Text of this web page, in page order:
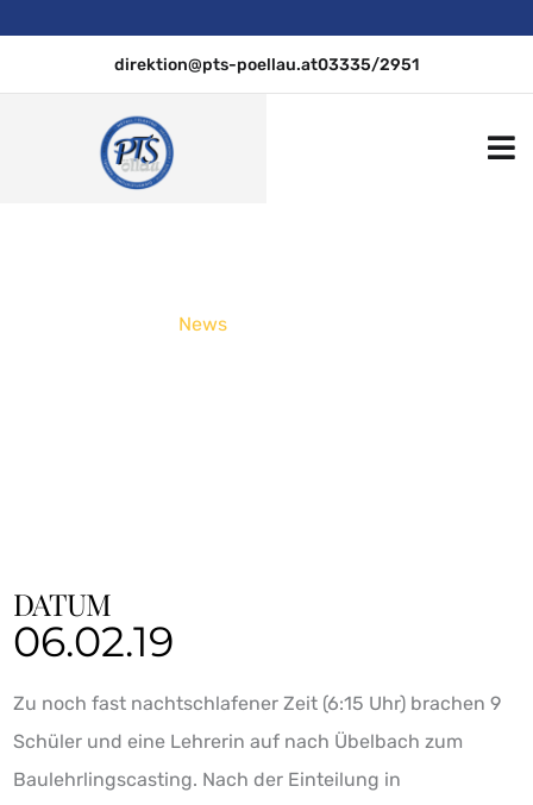
direktion@pts-poellau.at03335/2951
News
DATUM
06.02.19
Zu noch fast nachtschlafener Zeit (6:15 Uhr) brachen 9
Schüler und eine Lehrerin auf nach Übelbach zum
Baulehrlingscasting. Nach der Einteilung in